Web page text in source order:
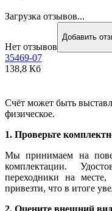
Загрузка отзывов...
Нет отзывов
Добавить
35469-07
138,8 Кб
Счёт может быть
физическое.
1. Проверьте
Мы принимаем на
комплектации.
переходники на
привезти, что в итоге
2. Оцените внешний вид